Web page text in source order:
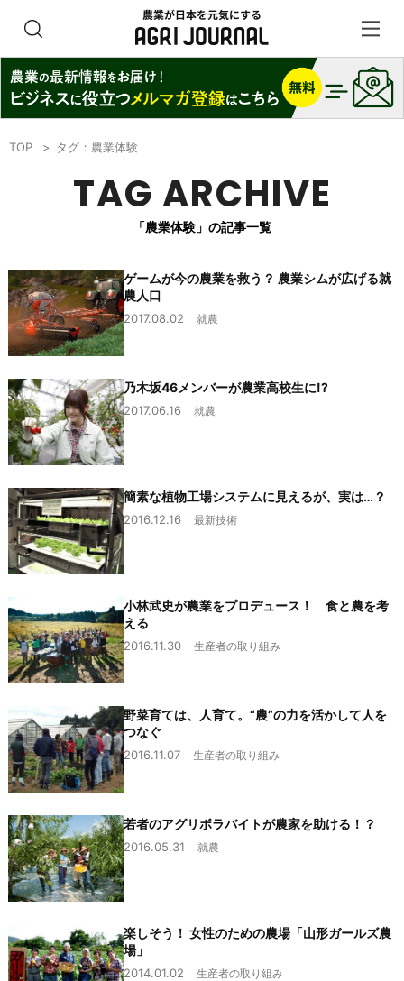
TOP タグ：農業体験
TAG ARCHIVE
「農業体験」の記事一覧
ゲームが今の農業を救う？ 農業シムが広げる就
農人口
2017.08.02 就農
乃木坂46メンバーが農業高校生に!?
2017.06.16 就農
簡素な植物工場システムに見えるが、実は…？
2016.12.16 最新技術
小林武史が農業をプロデュース！ 食と農を考
える
2016.11.30 生産者の取り組み
野菜育ては、人育て。“農”の力を活かして人を
つなぐ
2016.11.07 生産者の取り組み
若者のアグリボラバイトが農家を助ける！？
2016.05.31 就農
楽しそう！ 女性のための農場「山形ガールズ農
場」
2014.01.02 生産者の取り組み